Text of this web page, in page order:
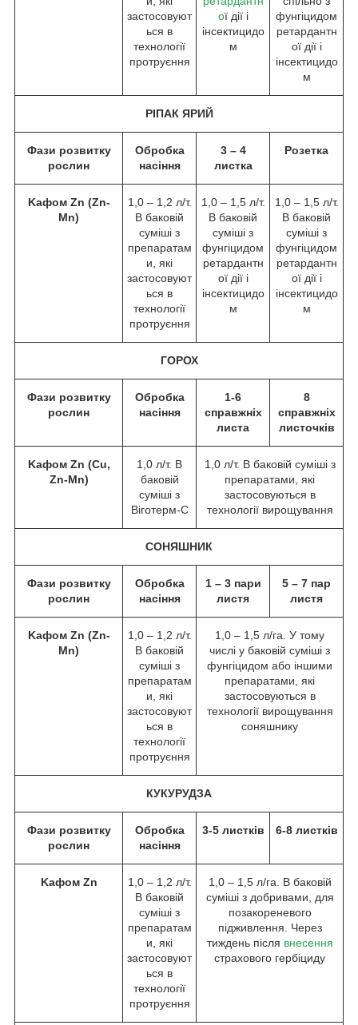
застосовуют
ься в
технології
протруєння
ої дії і
інсектицидо
м
фунгіцидом
ретардантн
ої дії і
інсектицидо
м
РІПАК ЯРИЙ
Фази розвитку
рослин
Обробка
насіння
3 – 4
листка
Розетка
Kафом Zn (Zn-
Mn)
1,0 – 1,2 л/т.
В баковій
суміші з
препаратам
и, які
застосовуют
ься в
технології
протруєння
1,0 – 1,5 л/т.
В баковій
суміші з
фунгіцидом
ретардантн
ої дії і
інсектицидо
м
1,0 – 1,5 л/т.
В баковій
суміші з
фунгіцидом
ретардантн
ої дії і
інсектицидо
м
ГОРОХ
Фази розвитку
рослин
Обробка
насіння
1-6
справжніх
листа
8
справжніх
листочків
Kафом Zn (Cu,
Zn-Mn)
1,0 л/т. В
баковій
суміші з
Віготерм-С
1,0 л/т. В баковій суміші з
препаратами, які
застосовуються в
технології вирощування
СОНЯШНИК
Фази розвитку
рослин
Обробка
насіння
1 – 3 пари
листя
5 – 7 пар
листя
Kафом Zn (Zn-
Mn)
1,0 – 1,2 л/т.
В баковій
суміші з
препаратам
и, які
застосовуют
ься в
технології
протруєння
1,0 – 1,5 л/га. У тому
числі у баковій суміші з
фунгіцидом або іншими
препаратами, які
застосовуються в
технології вирощування
соняшнику
КУКУРУДЗА
Фази розвитку
рослин
Обробка
насіння
3-5 листків 6-8 листків
Kафом Zn
1,0 – 1,2 л/т.
В баковій
суміші з
препаратам
и, які
застосовуют
ься в
технології
протруєння
1,0 – 1,5 л/га. В баковій
суміші з добривами, для
позакореневого
підживлення. Через
тиждень після внесення
страхового гербіциду